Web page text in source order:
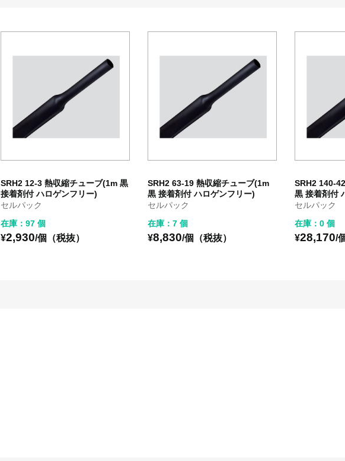
SRH2 12-3 熱収縮チューブ(1m 黒
接着剤付 ハロゲンフリー)
セルパック
在庫：97 個
¥2,930/個（税抜）
SRH2 63-19 熱収縮チューブ(1m
黒 接着剤付 ハロゲンフリー)
セルパック
在庫：7 個
¥8,830/個（税抜）
SRH2 140-
黒 接着剤付
セルパック
在庫：0 個
¥28,170/